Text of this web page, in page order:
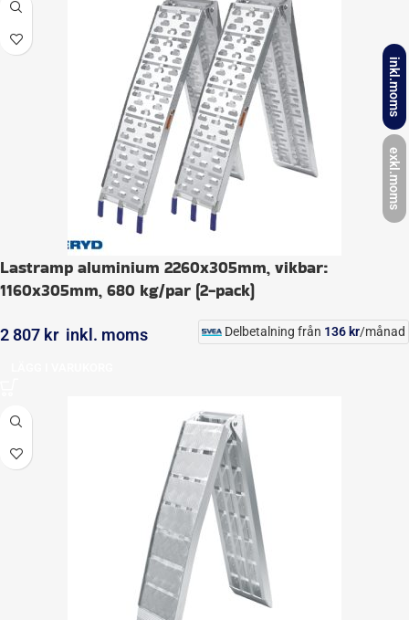
inkl.moms
exkl.moms
Lastramp aluminium 2260x305mm, vikbar:
1160x305mm, 680 kg/par (2-pack)
2 807 kr inkl. moms Delbetalning från 136 kr/månad